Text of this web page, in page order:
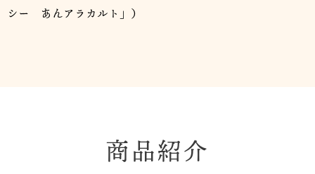
シー あんアラカルト」）
商品紹介